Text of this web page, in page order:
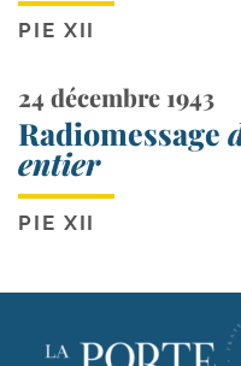
PIE XII
24 décembre 1943
Radiomessage
entier
PIE XII